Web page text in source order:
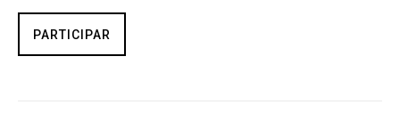
PARTICIPAR